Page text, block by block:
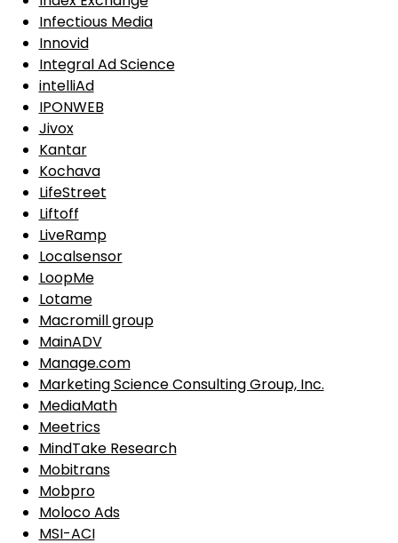
Infectious Media
Innovid
Integral Ad Science
intelliAd
IPONWEB
Jivox
Kantar
Kochava
LifeStreet
Liftoff
LiveRamp
Localsensor
LoopMe
Lotame
Macromill group
MainADV
Manage.com
Marketing Science Consulting Group, Inc.
MediaMath
Meetrics
MindTake Research
Mobitrans
Mobpro
Moloco Ads
MSI-ACI